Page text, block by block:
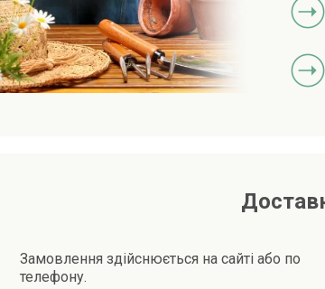
Замовлення здійснюється на сайті або по
телефону.